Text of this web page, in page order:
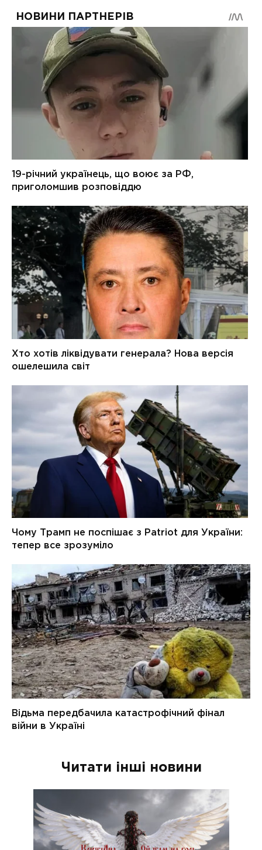
Читати інші новини